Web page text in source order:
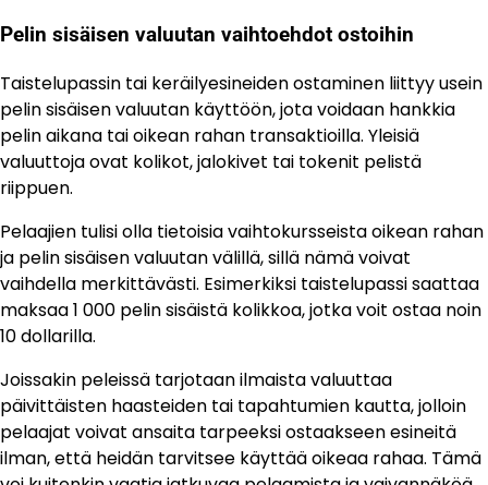
Pelin sisäisen valuutan vaihtoehdot ostoihin
Taistelupassin tai keräilyesineiden ostaminen liittyy usein
pelin sisäisen valuutan käyttöön, jota voidaan hankkia
pelin aikana tai oikean rahan transaktioilla. Yleisiä
valuuttoja ovat kolikot, jalokivet tai tokenit pelistä
riippuen.
Pelaajien tulisi olla tietoisia vaihtokursseista oikean rahan
ja pelin sisäisen valuutan välillä, sillä nämä voivat
vaihdella merkittävästi. Esimerkiksi taistelupassi saattaa
maksaa 1 000 pelin sisäistä kolikkoa, jotka voit ostaa noin
10 dollarilla.
Joissakin peleissä tarjotaan ilmaista valuuttaa
päivittäisten haasteiden tai tapahtumien kautta, jolloin
pelaajat voivat ansaita tarpeeksi ostaakseen esineitä
ilman, että heidän tarvitsee käyttää oikeaa rahaa. Tämä